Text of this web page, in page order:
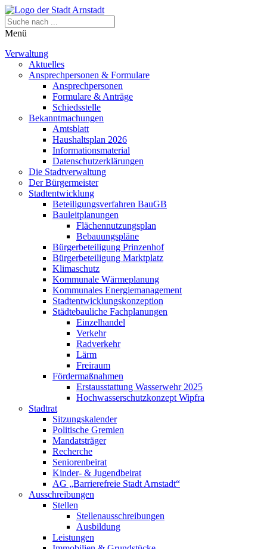
Menü
Verwaltung
Aktuelles
Ansprechpersonen & Formulare
Ansprechpersonen
Formulare & Anträge
Schiedsstelle
Bekanntmachungen
Amtsblatt
Haushaltsplan 2026
Informationsmaterial
Datenschutzerklärungen
Die Stadtverwaltung
Der Bürgermeister
Stadtentwicklung
Beteiligungsverfahren BauGB
Bauleitplanungen
Flächennutzungsplan
Bebauungspläne
Bürgerbeteiligung Prinzenhof
Bürgerbeteiligung Marktplatz
Klimaschutz
Kommunale Wärmeplanung
Kommunales Energiemanagement
Stadtentwicklungskonzeption
Städtebauliche Fachplanungen
Einzelhandel
Verkehr
Radverkehr
Lärm
Freiraum
Fördermaßnahmen
Erstausstattung Wasserwehr 2025
Hochwasserschutzkonzept Wipfra
Stadtrat
Sitzungskalender
Politische Gremien
Mandatsträger
Recherche
Seniorenbeirat
Kinder- & Jugendbeirat
AG „Barrierefreie Stadt Arnstadt“
Ausschreibungen
Stellen
Stellenausschreibungen
Ausbildung
Leistungen